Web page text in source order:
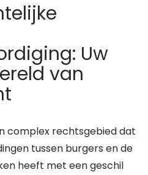
Uw
van
complex rechtsgebied dat
tussen burgers en de
heeft met een geschil